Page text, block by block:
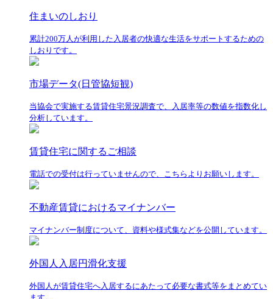
住まいのしおり
累計200万人が利用した入居者の快適な生活をサポートするための
しおりです。
市場データ(日管協短観)
当協会で実施する賃貸住宅景況調査で、入居率等の数値を指数化し
分析しています。
賃貸住宅に関するご相談
電話での受付は行っていませんので、こちらよりお願いします。
不動産賃貸におけるマイナンバー
マイナンバー制度について、資料や様式集などを公開しています。
外国人入居円滑化支援
外国人が賃貸住宅へ入居するにあたって必要な書式等をまとめてい